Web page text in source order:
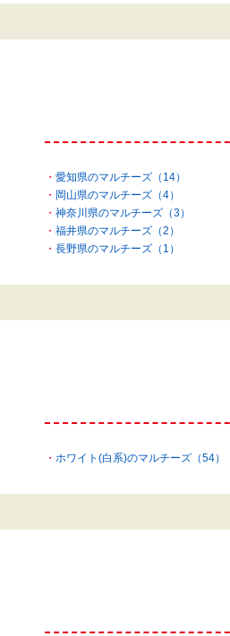
愛知県のマルチーズ（14）
岡山県のマルチーズ（4）
神奈川県のマルチーズ（3）
福井県のマルチーズ（2）
長野県のマルチーズ（1）
ホワイト(白系)のマルチーズ（54）